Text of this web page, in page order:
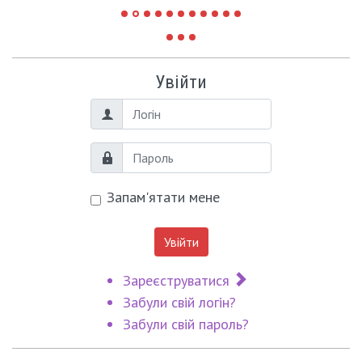
Увійти
Логін
Пароль
Запам'ятати мене
Увійти
Зареєструватися
Забули свій логін?
Забули свій пароль?